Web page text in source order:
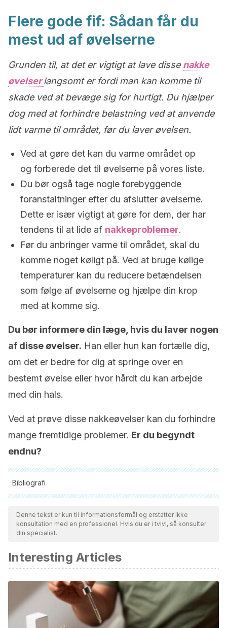
Flere gode fif: Sådan får du
mest ud af øvelserne
Grunden til, at det er vigtigt at lave disse nakke
øvelserlangsomt er fordi man kan komme til
skade ved at bevæge sig for hurtigt. Du hjælper
dog med at forhindre belastning ved at anvende
lidt varme til området, før du laver øvelsen.
Ved at gøre det kan du varme området op
og forberede det til øvelserne på vores liste.
Du bør også tage nogle forebyggende
foranstaltninger efter du afslutter ​​øvelserne.
Dette er især vigtigt at gøre for dem, der har
tendens til at lide af nakkeproblemer.
Før du anbringer varme til området, skal du
komme noget køligt på. Ved at bruge kølige
temperaturer kan du reducere betændelsen
som følge af øvelserne og hjælpe din krop
med at komme sig.
Du bør informere din læge, hvis du laver nogen
af ​​disse øvelser. Han eller hun kan fortælle dig,
om det er bedre for dig at springe over en
bestemt øvelse eller hvor hårdt du kan arbejde
med din hals.
Ved at prøve disse nakkeøvelser kan du forhindre
mange fremtidige problemer. Er du begyndt
endnu?
Bibliografi
Alle citerede kilder blev grundigt gennemgået af vores team
for at sikre deres kvalitet, pålidelighed, aktualitet og validitet.
Bibliografien i denne artikel blev betragtet som pålidelig og af
Gross, A., Kay, T. M., Paquin, J. P., Blanchette, S., Lalonde,
P., Christie, T., … Santaguida, P. L. (2015). Exercises for
mechanical neck disorders. Cochrane Database of
Systematic Reviews.
https://doi.org/10.1002/14651858.CD004250.pub5
Denne tekst er kun til informationsformål og erstatter ikke
konsultation med en professionel. Hvis du er i tvivl, så konsulter
din specialist.
Interesting Articles